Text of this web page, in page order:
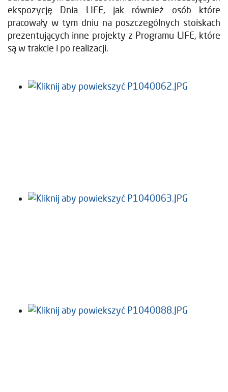
ekspozycję Dnia LIFE, jak również osób które
pracowały w tym dniu na poszczególnych stoiskach
prezentujących inne projekty z Programu LIFE, które
są w trakcie i po realizacji.